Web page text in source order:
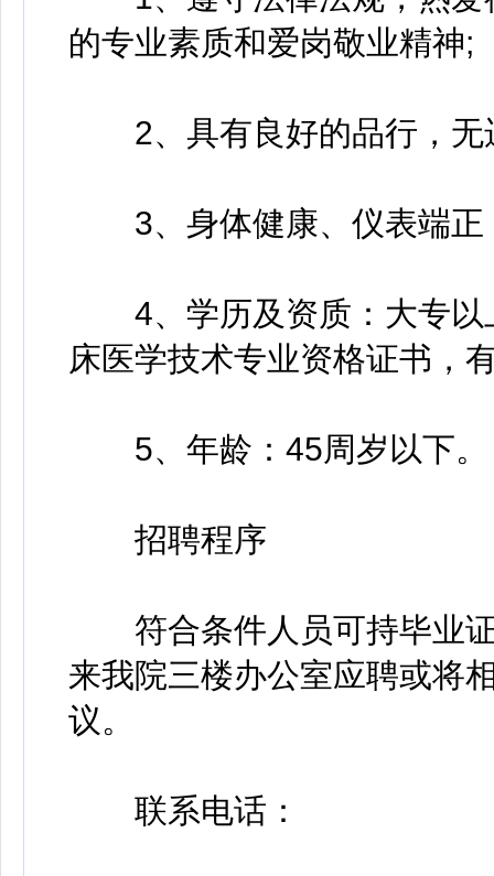
的专业素质和爱岗敬业精神;
2、具有良好的品行，无
3、身体健康、仪表端正
4、学历及资质：大专以
床医学技术专业资格证书，
5、年龄：45周岁以下。
招聘程序
符合条件人员可持毕业证
来我院三楼办公室应聘或将
议。
联系电话：